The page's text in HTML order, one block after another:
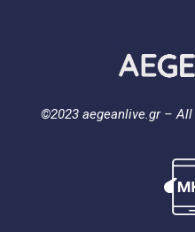
©2023 aegeanlive.gr –